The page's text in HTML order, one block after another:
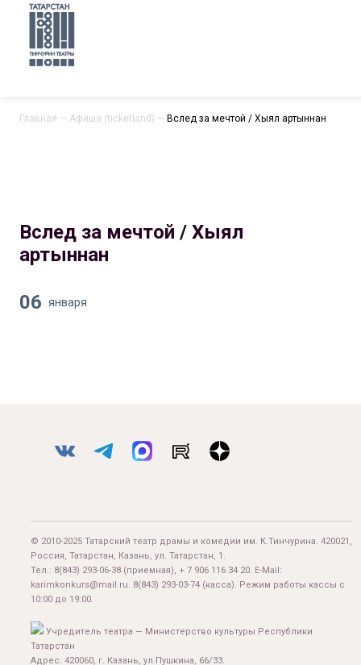
Главная — Афиша (ticketland) — Вслед за мечтой / Хыял артыннан
Вслед за мечтой / Хыял
артыннан
06 января
© 2010-2025 Татарский театр драмы и комедии им. К.Тинчурина. 420021,
Россия, Татарстан, Казань, ул. Татарстан, 1.
Тел.: 8(843) 293-06-38 (приемная), + 7 906 116 34 20. E-Mail:
karimkonkurs@mail.ru. 8(843) 293-03-74 (касса). Режим работы кассы с
10:00 до 19:00.
Учредитель театра — Министерство культуры Республики
Татарстан
Адрес: 420060, г. Казань, ул.Пушкина, 66/33.